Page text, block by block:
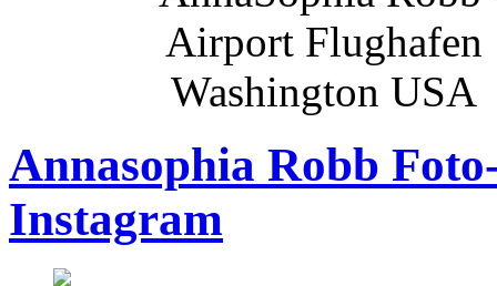
Annasophia Robb
Instagram